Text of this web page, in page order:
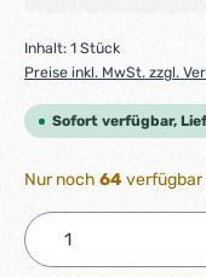
Inhalt: 1 Stück
Preise inkl. MwSt. zzgl.
Sofort verfügbar,
Nur noch 64verfügbar
Produkt Anzahl: